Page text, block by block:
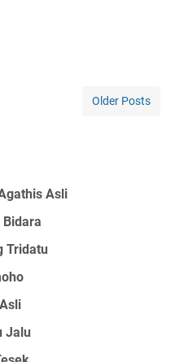
Older Posts
Asli
Bidara
Tridatu
Jalu